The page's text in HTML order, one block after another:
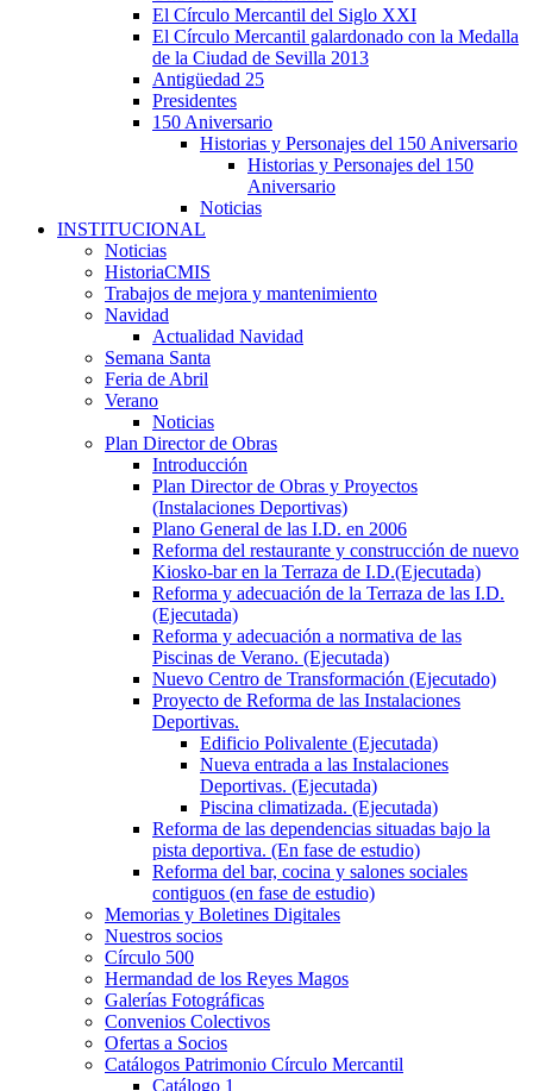
El Círculo Mercantil del Siglo XXI
El Círculo Mercantil galardonado con la Medalla
de la Ciudad de Sevilla 2013
Antigüedad 25
Presidentes
150 Aniversario
Historias y Personajes del 150 Aniversario
Historias y Personajes del 150
Aniversario
Noticias
INSTITUCIONAL
Noticias
HistoriaCMIS
Trabajos de mejora y mantenimiento
Navidad
Actualidad Navidad
Semana Santa
Feria de Abril
Verano
Noticias
Plan Director de Obras
Introducción
Plan Director de Obras y Proyectos
(Instalaciones Deportivas)
Plano General de las I.D. en 2006
Reforma del restaurante y construcción de nuevo
Kiosko-bar en la Terraza de I.D.(Ejecutada)
Reforma y adecuación de la Terraza de las I.D.
(Ejecutada)
Reforma y adecuación a normativa de las
Piscinas de Verano. (Ejecutada)
Nuevo Centro de Transformación (Ejecutado)
Proyecto de Reforma de las Instalaciones
Deportivas.
Edificio Polivalente (Ejecutada)
Nueva entrada a las Instalaciones
Deportivas. (Ejecutada)
Piscina climatizada. (Ejecutada)
Reforma de las dependencias situadas bajo la
pista deportiva. (En fase de estudio)
Reforma del bar, cocina y salones sociales
contiguos (en fase de estudio)
Memorias y Boletines Digitales
Nuestros socios
Círculo 500
Hermandad de los Reyes Magos
Galerías Fotográficas
Convenios Colectivos
Ofertas a Socios
Catálogos Patrimonio Círculo Mercantil
Catálogo 1